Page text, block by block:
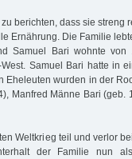
berichten, dass sie streng
Ernährung. Die Familie
Samuel Bari wohnte
Samuel Bari hatte in
Eheleuten wurden in der
Manfred Männe Bari (geb.
Weltkrieg teil und verlor
der Familie nun